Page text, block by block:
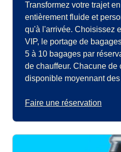
Transformez votre trajet
entièrement fluide et
qu'à l'arrivée. Choisissez
VIP, le portage de
5 à 10 bagages par
de chauffeur. Chacune de
disponible moyennant
Faire une réservation